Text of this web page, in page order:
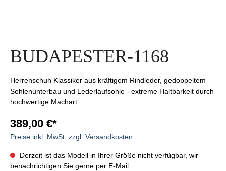
BUDAPESTER-1168
Herrenschuh Klassiker aus kräftigem Rindleder, gedoppeltem
Sohlenunterbau und Lederlaufsohle - extreme Haltbarkeit durch
hochwertige Machart
389,00 €*
Preise inkl. MwSt. zzgl. Versandkosten
Derzeit ist das Modell in Ihrer Größe nicht verfügbar, wir
benachrichtigen Sie gerne per E-Mail.